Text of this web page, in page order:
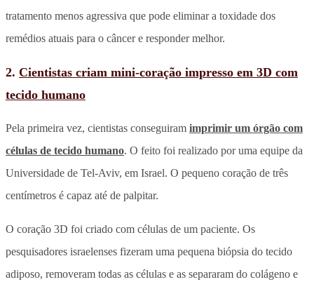
tratamento menos agressiva que pode eliminar a toxidade dos
remédios atuais para o câncer e responder melhor.
2. Cientistas criam mini-coração impresso em 3D com
tecido humano
Pela primeira vez, cientistas conseguiram imprimir um órgão com
células de tecido humano. O feito foi realizado por uma equipe da
Universidade de Tel-Aviv, em Israel. O pequeno coração de três
centímetros é capaz até de palpitar.
O coração 3D foi criado com células de um paciente. Os
pesquisadores israelenses fizeram uma pequena biópsia do tecido
adiposo, removeram todas as células e as separaram do colágeno e